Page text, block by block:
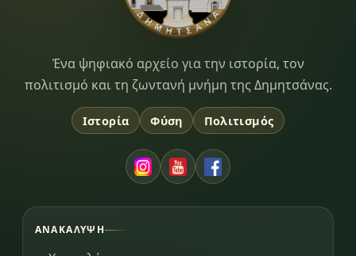
Dimitsana.gr
Ένα ψηφιακό αρχείο για την ιστορία, τον
πολιτισμό και τη ζωντανή μνήμη της Δημητσάνας.
Ιστορία Φύση Πολιτισμός
ΑΝΑΚΆΛΥΨΗ